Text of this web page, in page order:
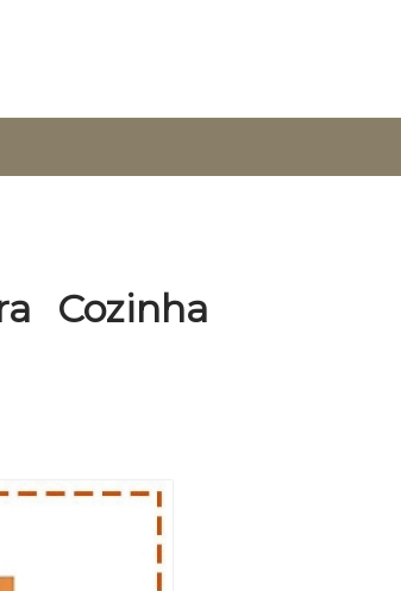
Cozinha